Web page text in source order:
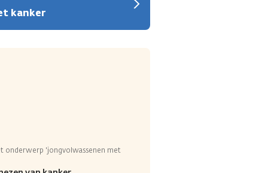
kanker
onderwerp 'jongvolwassenen met